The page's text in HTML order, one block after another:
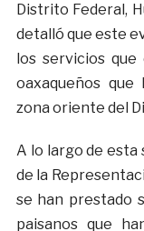
Distrito Federal,
detalló que este
los servicios
oaxaqueños
zona oriente del
A lo largo de esta
de la
se han prestado
paisanos que